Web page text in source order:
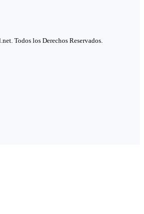
Todos los Derechos Reservados.